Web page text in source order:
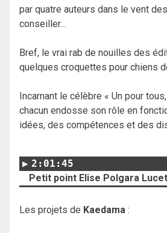
par quatre auteurs dans le vent
conseiller…
Bref, le vrai rab de nouilles des
quelques croquettes pour chiens
Incarnant le célèbre « Un pour
chacun endosse son rôle en
idées, des compétences et des
2:01:45
Petit point Elise Polgara Lucet
Les projets de Kaedama :